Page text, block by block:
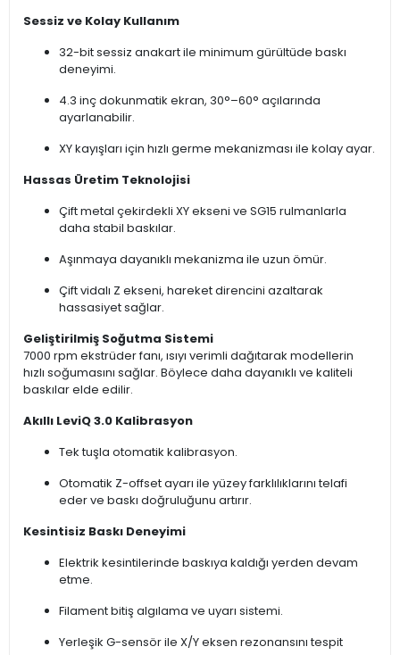
Sessiz ve Kolay Kullanım
32-bit sessiz anakart ile minimum gürültüde baskı
deneyimi.
4.3 inç dokunmatik ekran, 30°–60° açılarında
ayarlanabilir.
XY kayışları için hızlı germe mekanizması ile kolay ayar.
Hassas Üretim Teknolojisi
Çift metal çekirdekli XY ekseni ve SG15 rulmanlarla
daha stabil baskılar.
Aşınmaya dayanıklı mekanizma ile uzun ömür.
Çift vidalı Z ekseni, hareket direncini azaltarak
hassasiyet sağlar.
Geliştirilmiş Soğutma Sistemi
7000 rpm ekstrüder fanı, ısıyı verimli dağıtarak modellerin
hızlı soğumasını sağlar. Böylece daha dayanıklı ve kaliteli
baskılar elde edilir.
Akıllı LeviQ 3.0 Kalibrasyon
Tek tuşla otomatik kalibrasyon.
Otomatik Z-offset ayarı ile yüzey farklılıklarını telafi
eder ve baskı doğruluğunu artırır.
Kesintisiz Baskı Deneyimi
Elektrik kesintilerinde baskıya kaldığı yerden devam
etme.
Filament bitiş algılama ve uyarı sistemi.
Yerleşik G-sensör ile X/Y eksen rezonansını tespit